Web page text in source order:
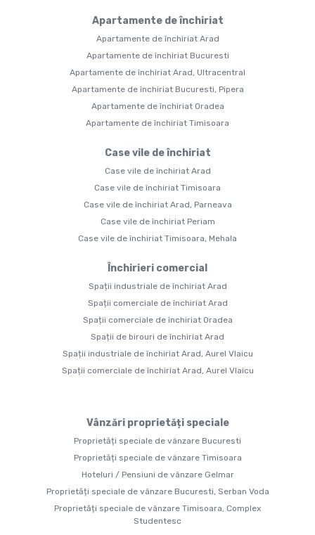
Apartamente de închiriat
Apartamente de închiriat Arad
Apartamente de închiriat Bucuresti
Apartamente de închiriat Arad, Ultracentral
Apartamente de închiriat Bucuresti, Pipera
Apartamente de închiriat Oradea
Apartamente de închiriat Timisoara
Case vile de închiriat
Case vile de închiriat Arad
Case vile de închiriat Timisoara
Case vile de închiriat Arad, Parneava
Case vile de închiriat Periam
Case vile de închiriat Timisoara, Mehala
Închirieri comercial
Spații industriale de închiriat Arad
Spații comerciale de închiriat Arad
Spații comerciale de închiriat Oradea
Spații de birouri de închiriat Arad
Spații industriale de închiriat Arad, Aurel Vlaicu
Spații comerciale de închiriat Arad, Aurel Vlaicu
Vânzări proprietăți speciale
Proprietăți speciale de vânzare Bucuresti
Proprietăți speciale de vânzare Timisoara
Hoteluri / Pensiuni de vânzare Gelmar
Proprietăți speciale de vânzare Bucuresti, Serban Voda
Proprietăți speciale de vânzare Timisoara, Complex
Studentesc